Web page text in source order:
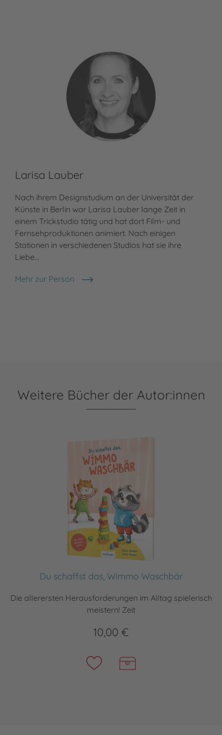
Larisa Lauber
Nach ihrem Designstudium an der Universität der
Künste in Berlin war Larisa Lauber lange Zeit in
einem Trickstudio tätig und hat dort Film- und
Fernsehproduktionen animiert. Nach einigen
Stationen in verschiedenen Studios hat sie ihre
Liebe…
Mehr zur Person
Larisa Lauber
Weitere Bücher der Autor:innen
Du schaffst das, Wimmo Waschbär
Die allerersten Herausforderungen im Alltag spielerisch
meistern! Zeit
10,00 €